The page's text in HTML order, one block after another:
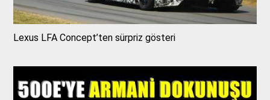
Lexus LFA Concept’ten sürpriz gösteri